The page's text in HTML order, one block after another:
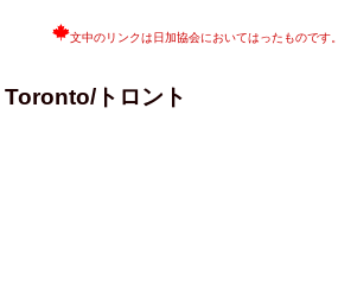
文中のリンクは日加協会においてはったものです。
Toronto/トロント